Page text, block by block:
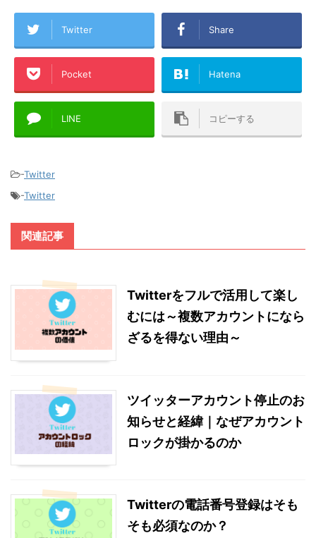
Twitter Share
Pocket Hatena
LINE コピーする
-Twitter
-Twitter
関連記事
Twitterをフルで活用して楽し
むには～複数アカウントになら
ざるを得ない理由～
ツイッターアカウント停止のお
知らせと経緯｜なぜアカウント
ロックが掛かるのか
Twitterの電話番号登録はそも
そも必須なのか？